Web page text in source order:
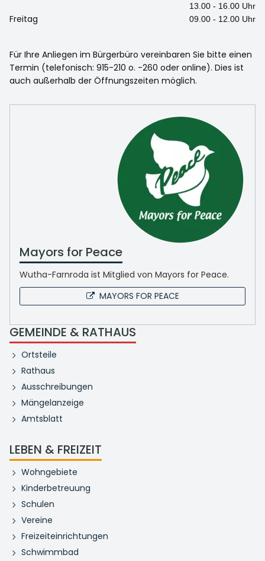
13.00 - 16.00 Uhr
Freitag 09.00 - 12.00 Uhr
Für Ihre Anliegen im Bürgerbüro vereinbaren Sie bitte einen
Termin (telefonisch: 915-210 o. -260 oder online). Dies ist
auch außerhalb der Öffnungszeiten möglich.
Mayors for Peace
Wutha-Farnroda ist Mitglied von Mayors for Peace.
MAYORS FOR PEACE
GEMEINDE & RATHAUS
Ortsteile
Rathaus
Ausschreibungen
Mängelanzeige
Amtsblatt
LEBEN & FREIZEIT
Wohngebiete
Kinderbetreuung
Schulen
Vereine
Freizeiteinrichtungen
Schwimmbad